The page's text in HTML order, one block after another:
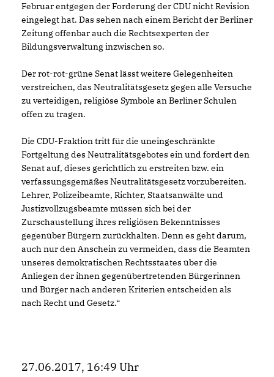
Februar entgegen der Forderung der CDU nicht Revision
eingelegt hat. Das sehen nach einem Bericht der Berliner
Zeitung offenbar auch die Rechtsexperten der
Bildungsverwaltung inzwischen so.
Der rot-rot-grüne Senat lässt weitere Gelegenheiten
verstreichen, das Neutralitätsgesetz gegen alle Versuche
zu verteidigen, religiöse Symbole an Berliner Schulen
offen zu tragen.
Die CDU-Fraktion tritt für die uneingeschränkte
Fortgeltung des Neutralitätsgebotes ein und fordert den
Senat auf, dieses gerichtlich zu erstreiten bzw. ein
verfassungsgemäßes Neutralitätsgesetz vorzubereiten.
Lehrer, Polizeibeamte, Richter, Staatsanwälte und
Justizvollzugsbeamte müssen sich bei der
Zurschaustellung ihres religiösen Bekenntnisses
gegenüber Bürgern zurückhalten. Denn es geht darum,
auch nur den Anschein zu vermeiden, dass die Beamten
unseres demokratischen Rechtsstaates über die
Anliegen der ihnen gegenübertretenden Bürgerinnen
und Bürger nach anderen Kriterien entscheiden als
nach Recht und Gesetz.“
27.06.2017, 16:49 Uhr